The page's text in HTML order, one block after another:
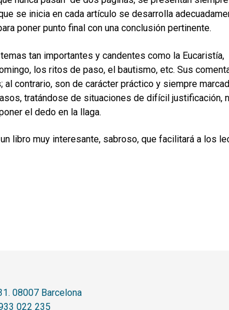
se inicia en cada artículo se desarrolla
poner punto final con una conclusión pertinente.
tan importantes y candentes como la Eucaristía,
los ritos de paso, el bautismo, etc. Sus
contrario, son de carácter práctico y siempre
tratándose de situaciones de difícil justificación,
el dedo en la llaga.
libro muy interesante, sabroso, que facilitará a los
08007 Barcelona
022 235